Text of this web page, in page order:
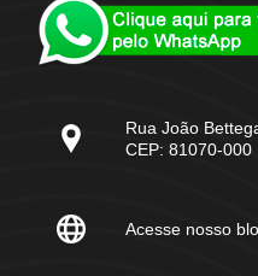
Rua João
CEP: 81070-000
Acesse nosso